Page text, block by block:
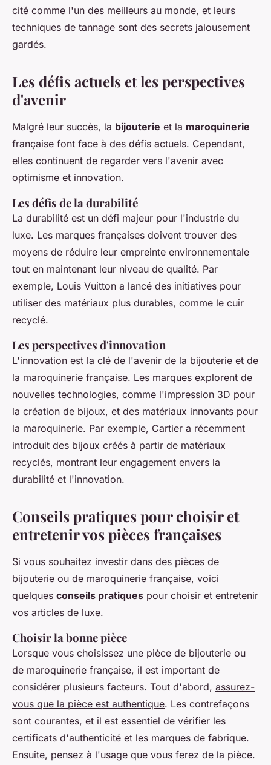
cité comme l'un des meilleurs au monde, et leurs
techniques de tannage sont des secrets jalousement
gardés.
Les défis actuels et les perspectives
d'avenir
Malgré leur succès, la bijouterie et la maroquinerie
française font face à des défis actuels. Cependant,
elles continuent de regarder vers l'avenir avec
optimisme et innovation.
Les défis de la durabilité
La durabilité est un défi majeur pour l'industrie du
luxe. Les marques françaises doivent trouver des
moyens de réduire leur empreinte environnementale
tout en maintenant leur niveau de qualité. Par
exemple, Louis Vuitton a lancé des initiatives pour
utiliser des matériaux plus durables, comme le cuir
recyclé.
Les perspectives d'innovation
L'innovation est la clé de l'avenir de la bijouterie et de
la maroquinerie française. Les marques explorent de
nouvelles technologies, comme l'impression 3D pour
la création de bijoux, et des matériaux innovants pour
la maroquinerie. Par exemple, Cartier a récemment
introduit des bijoux créés à partir de matériaux
recyclés, montrant leur engagement envers la
durabilité et l'innovation.
Conseils pratiques pour choisir et
entretenir vos pièces françaises
Si vous souhaitez investir dans des pièces de
bijouterie ou de maroquinerie française, voici
quelques conseils pratiques pour choisir et entretenir
vos articles de luxe.
Choisir la bonne pièce
Lorsque vous choisissez une pièce de bijouterie ou
de maroquinerie française, il est important de
considérer plusieurs facteurs. Tout d'abord, assurez-
vous que la pièce est authentique. Les contrefaçons
sont courantes, et il est essentiel de vérifier les
certificats d'authenticité et les marques de fabrique.
Ensuite, pensez à l'usage que vous ferez de la pièce.